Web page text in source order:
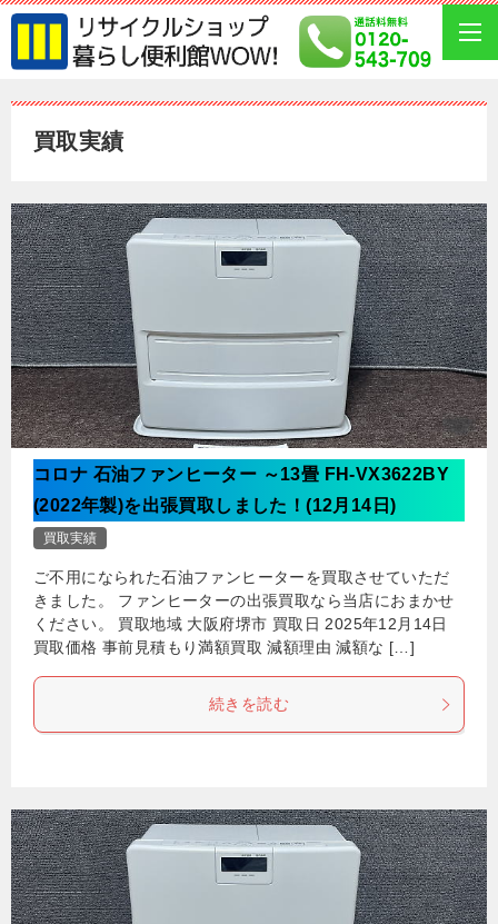
買取実績
コロナ 石油ファンヒーター ～13畳 FH-VX3622BY
(2022年製)を出張買取しました！(12月14日)
買取実績
ご不用になられた石油ファンヒーターを買取させていただ
きました。 ファンヒーターの出張買取なら当店におまかせ
ください。 買取地域 大阪府堺市 買取日 2025年12月14日
買取価格 事前見積もり満額買取 減額理由 減額な […]
続きを読む